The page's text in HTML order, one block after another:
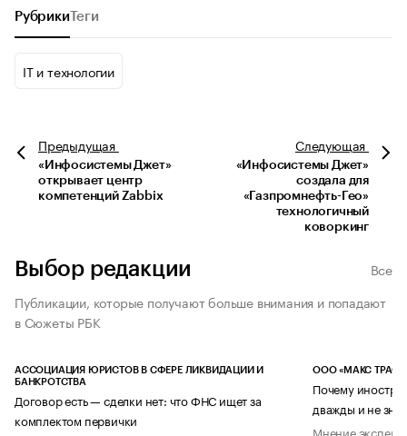
Рубрики Теги
IT и технологии
Предыдущая
«Инфосистемы Джет»
открывает центр
компетенций Zabbix
Следующая
«Инфосистемы Джет»
создала для
«Газпромнефть-Гео»
технологичный
коворкинг
Выбор редакции
Все
Публикации, которые получают больше внимания и попадают
в Сюжеты РБК
АССОЦИАЦИЯ ЮРИСТОВ В СФЕРЕ ЛИКВИДАЦИИ И
БАНКРОТСТВА
Договор есть — сделки нет: что ФНС ищет за
комплектом первички
ООО «МАКС ТРАСТ»
Почему
дважды и не
Мнение